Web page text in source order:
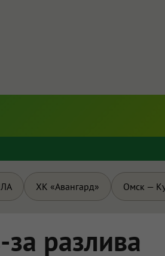
ХК «Авангард» Омск —
разлива